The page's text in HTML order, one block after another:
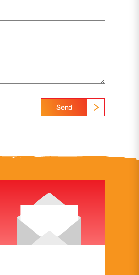
Send